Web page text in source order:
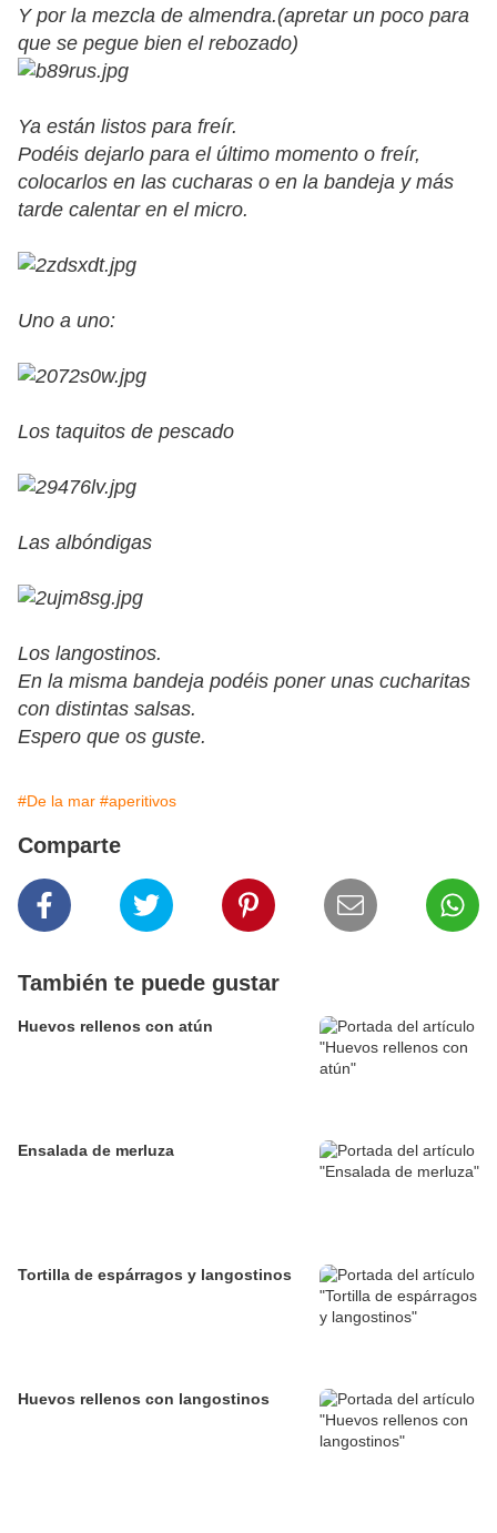
Y por la mezcla de almendra.(apretar un poco para
que se pegue bien el rebozado)
Ya están listos para freír.
Podéis dejarlo para el último momento o freír,
colocarlos en las cucharas o en la bandeja y más
tarde calentar en el micro.
Uno a uno:
Los taquitos de pescado
Las albóndigas
Los langostinos.
En la misma bandeja podéis poner unas cucharitas
con distintas salsas.
Espero que os guste.
#De la mar #aperitivos
Comparte
También te puede gustar
Huevos rellenos con atún
Ensalada de merluza
Tortilla de espárragos y langostinos
Huevos rellenos con langostinos